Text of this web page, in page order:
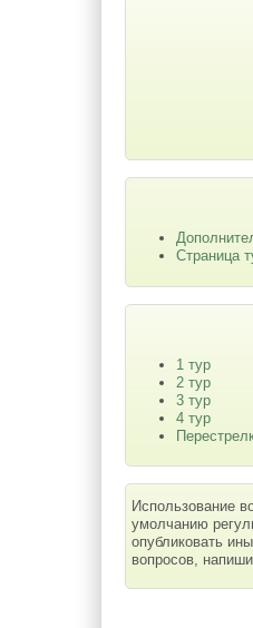
Страница
1 тур
2 тур
3 тур
4 тур
Использование
умолчанию
опубликовать
вопросов,